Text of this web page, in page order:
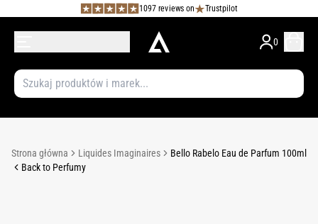
1097 reviews on Trustpilot
0
Strona główna Liquides Imaginaires
Bello Rabelo Eau de Parfum 100ml
Back to Perfumy